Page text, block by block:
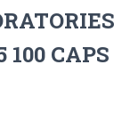
100 CAPS